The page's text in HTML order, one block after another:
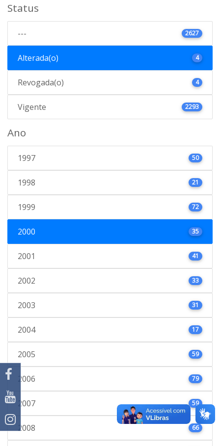
Status
--- 2627
Alterada(o) 4
Revogada(o) 4
Vigente 2293
Ano
1997 50
1998 21
1999 72
2000 35
2001 41
2002 33
2003 31
2004 17
2005 59
2006 79
2007 59
2008 66